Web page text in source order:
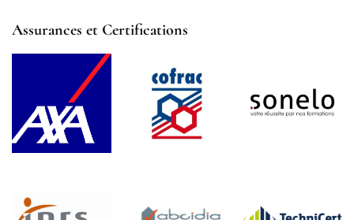
Assurances et Certifications